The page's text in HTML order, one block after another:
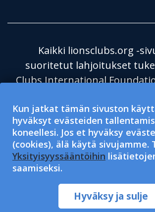
Kun jatkat tämän sivuston
hyväksyt evästeiden
koneellesi. Jos et hyväksy
(cookies), älä käytä sivujamme.
Yksityisyyssääntöihin
saamiseksi.
Hyväksy ja sulje
Kaikki lionsclubs.org -
suoritetut lahjoitukset
Clubs International
hyväntekeväisyysjärjestö
Clubs International (LCI) on
501(c)(4) -järjestö, joka ei ole
hyväksymään tai
hyväntekeväisyyslahjoituksia.
noudattavat
yhdenvertaisuuden